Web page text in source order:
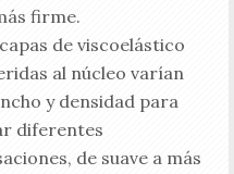
firme.
de viscoelástico
al núcleo varían
y densidad para
diferentes
de suave a más